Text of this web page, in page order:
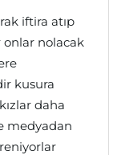
iftira atıp
onlar nolacak
kusura
daha
medyadan